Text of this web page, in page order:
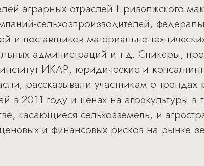
аграрных отраслей Приволжского
сельхозпроизводителей,
и поставщиков материально-
администраций и т.д. Спикеры,
ИКАР, юридические и
рассказывали участникам о трендах
в 2011 году и ценах на агрокультуры в
касающиеся сельхозземель, и
и финансовых рисков на рынке